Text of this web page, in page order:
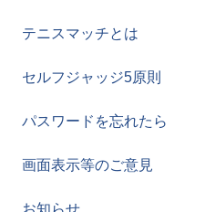
テニスマッチとは
セルフジャッジ5原則
パスワードを忘れたら
画面表示等のご意見
お知らせ